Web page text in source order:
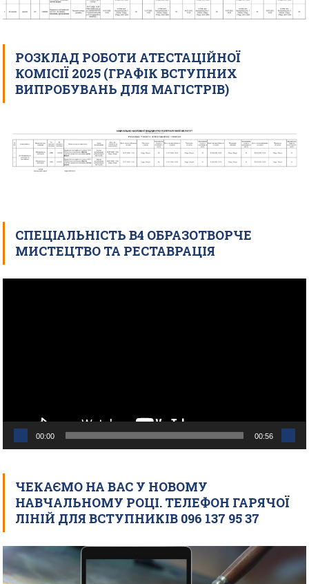
РОЗКЛАД РОБОТИ АТЕСТАЦІЙНОЇ
КОМІСІЇ 2025 (ГРАФІК ВСТУПНИХ
ВИПРОБУВАНЬ ДЛЯ МАГІСТРІВ)
СПЕЦІАЛЬНІСТЬ В4 ОБРАЗОТВОРЧЕ
МИСТЕЦТВО ТА РЕСТАВРАЦІЯ
00:00 00:56
ЧЕКАЄМО НА ВАС У НОВОМУ
НАВЧАЛЬНОМУ РОЦІ. ТЕЛЕФОН ГАРЯЧОЇ
ЛІНІЙ ДЛЯ ВСТУПНИКІВ 096 137 95 37